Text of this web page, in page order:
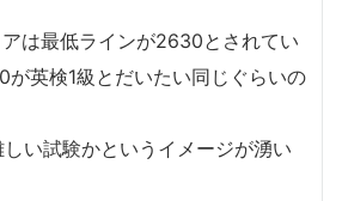
は最低ラインが2630とされてい
が英検1級とだいたい同じぐらいの
い試験かというイメージが湧い